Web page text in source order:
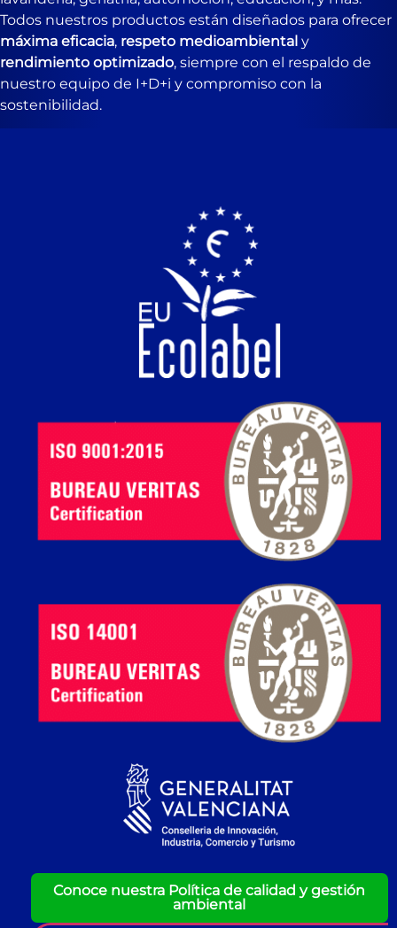
Todos nuestros productos están diseñados para ofrecer
máxima eficacia, respeto medioambiental y
rendimiento optimizado, siempre con el respaldo de
nuestro equipo de I+D+i y compromiso con la
sostenibilidad.
Conoce nuestra Política de calidad y gestión
ambiental